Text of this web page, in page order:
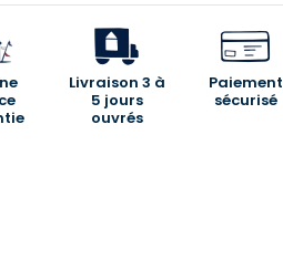
Livraison 3 à
5 jours
ouvrés
Paiement
sécurisé